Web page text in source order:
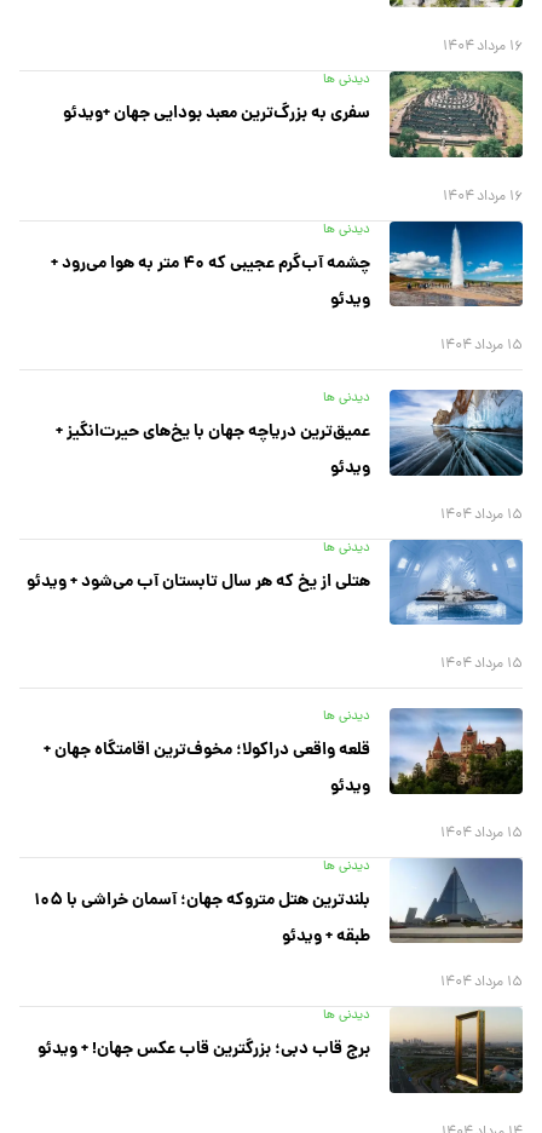
۱۶ مرداد ۱۴۰۴
دیدنی ها
سفری به بزرگ‌ترین معبد بودایی جهان +ویدئو
۱۶ مرداد ۱۴۰۴
دیدنی ها
چشمه آب‌گرم عجیبی که ۴۰ متر به هوا می‌رود +
ویدئو
۱۵ مرداد ۱۴۰۴
دیدنی ها
عمیق‌ترین دریاچه جهان با یخ‌های حیرت‌انگیز +
ویدئو
۱۵ مرداد ۱۴۰۴
دیدنی ها
هتلی از یخ که هر سال تابستان آب می‌شود + ویدئو
۱۵ مرداد ۱۴۰۴
دیدنی ها
قلعه واقعی دراکولا؛ مخوف‌ترین اقامتگاه جهان +
ویدئو
۱۵ مرداد ۱۴۰۴
دیدنی ها
بلندترین هتل متروکه جهان؛ آسمان خراشی با ۱۰۵
طبقه + ویدئو
۱۵ مرداد ۱۴۰۴
دیدنی ها
برج قاب دبی؛ بزرگترین قاب عکس جهان! + ویدئو